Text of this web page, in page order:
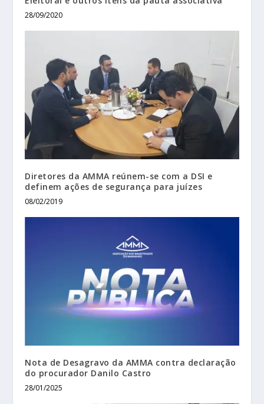
28/09/2020
Diretores da AMMA reúnem-se com a DSI e
definem ações de segurança para juízes
08/02/2019
Nota de Desagravo da AMMA contra declaração
do procurador Danilo Castro
28/01/2025